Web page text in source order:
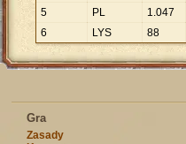
5
PL 1.047
6
LYS 88
Gra
Zasady